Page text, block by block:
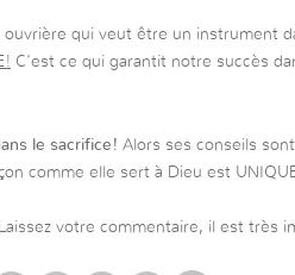
ouvrière qui veut être un instrument
C’est ce qui garantit notre succès
le sacrifice! Alors ses conseils
comme elle sert à Dieu est
votre commentaire, il est très